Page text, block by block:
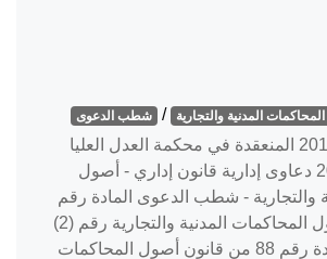
المدنية والتجارية / شطب الدعوى
القضية رقم ‎12‏/‎2016‏ المنعقدة في محكمة العدل العليا
بتاريخ ‎2016-12-12‏ دعاوى إدارية قانون إداري - أصول
والتجارية - شطب الدعوى المادة رقم
85 من قانون أصول المحاكمات المدنية والتجارية رقم (2)
لسنة 2001م المادة رقم 88 من قانون أصول المحاكمات